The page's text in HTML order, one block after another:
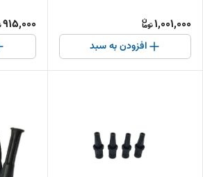
1,001,000
افزودن به سبد
915,000